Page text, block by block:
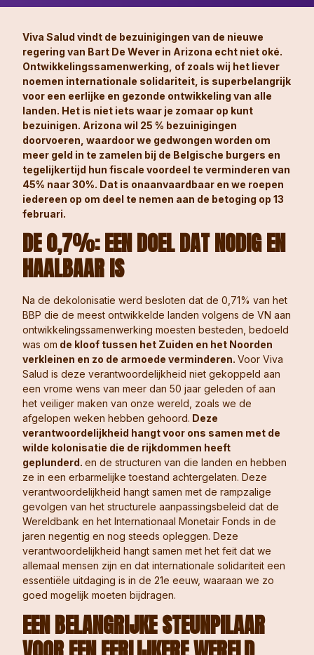
Viva Salud vindt de bezuinigingen van de nieuwe
regering van Bart De Wever in Arizona echt niet oké.
Ontwikkelingssamenwerking, of zoals wij het liever
noemen internationale solidariteit, is superbelangrijk
voor een eerlijke en gezonde ontwikkeling van alle
landen. Het is niet iets waar je zomaar op kunt
bezuinigen. Arizona wil 25 % bezuinigingen
doorvoeren, waardoor we gedwongen worden om
meer geld in te zamelen bij de Belgische burgers en
tegelijkertijd hun fiscale voordeel te verminderen van
45% naar 30%. Dat is onaanvaardbaar en we roepen
iedereen op om deel te nemen aan de betoging op 13
februari.
DE 0,7%: EEN DOEL DAT NODIG EN
HAALBAAR IS
Na de dekolonisatie werd besloten dat de 0,71% van het
BBP die de meest ontwikkelde landen volgens de VN aan
ontwikkelingssamenwerking moesten besteden, bedoeld
was om de kloof tussen het Zuiden en het Noorden
verkleinen en zo de armoede verminderen. Voor Viva
Salud is deze verantwoordelijkheid niet gekoppeld aan
een vrome wens van meer dan 50 jaar geleden of aan
het veiliger maken van onze wereld, zoals we de
afgelopen weken hebben gehoord. Deze
verantwoordelijkheid hangt voor ons samen met de
wilde kolonisatie die de rijkdommen heeft
geplunderd. en de structuren van die landen en hebben
ze in een erbarmelijke toestand achtergelaten. Deze
verantwoordelijkheid hangt samen met de rampzalige
gevolgen van het structurele aanpassingsbeleid dat de
Wereldbank en het Internationaal Monetair Fonds in de
jaren negentig en nog steeds opleggen. Deze
verantwoordelijkheid hangt samen met het feit dat we
allemaal mensen zijn en dat internationale solidariteit een
essentiële uitdaging is in de 21e eeuw, waaraan we zo
goed mogelijk moeten bijdragen.
EEN BELANGRIJKE STEUNPILAAR